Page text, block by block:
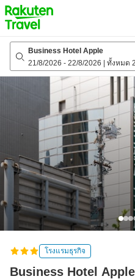
to
top
page
Business Hotel Apple
21/8/2026 - 22/8/2026 ทั้งหมด
โรงแรมธุรกิจ
Business Hotel Apple